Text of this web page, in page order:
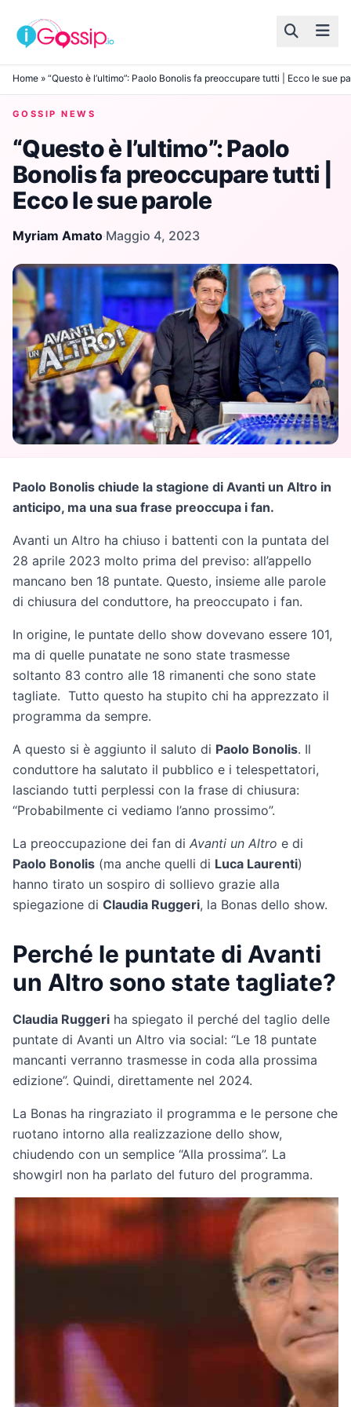
Skip to content
Home » “Questo è l’ultimo”: Paolo Bonolis fa preoccupare tutti | Ecco le sue
GOSSIP NEWS
“Questo è l’ultimo”: Paolo
Bonolis fa preoccupare tutti |
Ecco le sue parole
Myriam Amato·Maggio 4, 2023
Paolo Bonolis chiude la stagione di Avanti un Altro in
anticipo, ma una sua frase preoccupa i fan.
Avanti un Altro ha chiuso i battenti con la puntata del
28 aprile 2023 molto prima del previso: all’appello
mancano ben 18 puntate. Questo, insieme alle parole
di chiusura del conduttore, ha preoccupato i fan.
In origine, le puntate dello show dovevano essere 101,
ma di quelle punatate ne sono state trasmesse
soltanto 83 contro alle 18 rimanenti che sono state
tagliate. Tutto questo ha stupito chi ha apprezzato il
programma da sempre.
A questo si è aggiunto il saluto di Paolo Bonolis. Il
conduttore ha salutato il pubblico e i telespettatori,
lasciando tutti perplessi con la frase di chiusura:
“Probabilmente ci vediamo l’anno prossimo”.
La preoccupazione dei fan di Avanti un Altro e di
Paolo Bonolis (ma anche quelli di Luca Laurenti)
hanno tirato un sospiro di sollievo grazie alla
spiegazione di Claudia Ruggeri, la Bonas dello show.
Perché le puntate di Avanti
un Altro sono state tagliate?
Claudia Ruggeri ha spiegato il perché del taglio delle
puntate di Avanti un Altro via social: “Le 18 puntate
mancanti verranno trasmesse in coda alla prossima
edizione”. Quindi, direttamente nel 2024.
La Bonas ha ringraziato il programma e le persone che
ruotano intorno alla realizzazione dello show,
chiudendo con un semplice “Alla prossima”. La
showgirl non ha parlato del futuro del programma.